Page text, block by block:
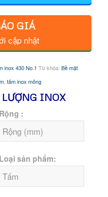
GIÁ
cập nhật
inox 430 No.1 Từ khóa: Bề mặt
, tấm inox mỏng
INOX
Rộng :
Loại sản phẩm: